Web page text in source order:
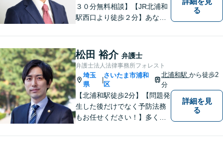
３０分無料相談】【JR北浦和
駅西口より徒歩２分】あなた
ミがお預かりします。あなた
の代わりに悩み、考え、解決
策をご提案します。
る
松田 裕介 弁護士
弁護士法人法律事務所フォレスト
埼玉
県
|
さいたま市浦和
区
北浦和駅から徒歩2
分
【北浦和駅徒歩2分】【問題発
生した後だけでなく予防法務
もお任せください！】多くの
サービスを届けます。「どの
詳細を見
る